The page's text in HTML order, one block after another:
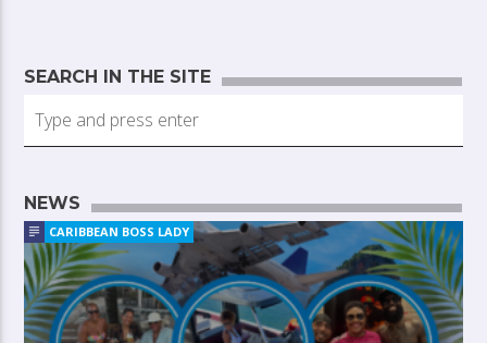
SEARCH IN THE SITE
NEWS
CARIBBEAN BOSS LADY